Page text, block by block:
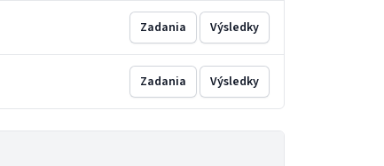
Zadania Výsledky
Zadania Výsledky